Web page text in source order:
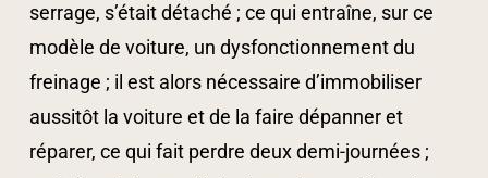
serrage, s’était détaché ; ce qui entraîne, sur ce
modèle de voiture, un dysfonctionnement du
freinage ; il est alors nécessaire d’immobiliser
aussitôt la voiture et de la faire dépanner et
réparer, ce qui fait perdre deux demi-journées ;